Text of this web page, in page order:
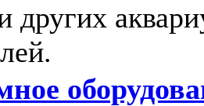
других